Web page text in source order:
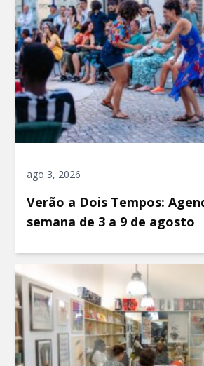
ago 3, 2026
Verão a Dois Tempos:
semana de 3 a 9 de agosto